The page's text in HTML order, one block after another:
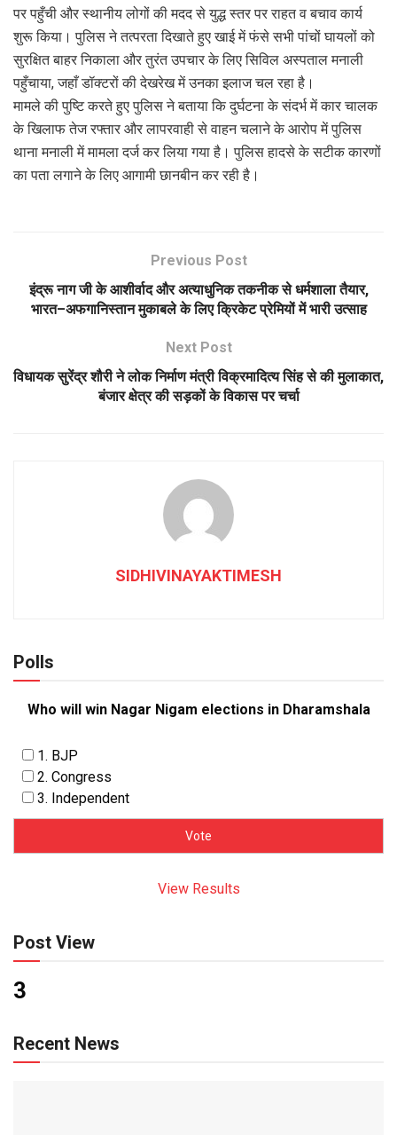
पर पहुँची और स्थानीय लोगों की मदद से युद्ध स्तर पर राहत व बचाव कार्य
शुरू किया। पुलिस ने तत्परता दिखाते हुए खाई में फंसे सभी पांचों घायलों को
सुरक्षित बाहर निकाला और तुरंत उपचार के लिए सिविल अस्पताल मनाली
पहुँचाया, जहाँ डॉक्टरों की देखरेख में उनका इलाज चल रहा है।
मामले की पुष्टि करते हुए पुलिस ने बताया कि दुर्घटना के संदर्भ में कार चालक
के खिलाफ तेज रफ्तार और लापरवाही से वाहन चलाने के आरोप में पुलिस
थाना मनाली में मामला दर्ज कर लिया गया है। पुलिस हादसे के सटीक कारणों
का पता लगाने के लिए आगामी छानबीन कर रही है।
Previous Post
इंद्रू नाग जी के आशीर्वाद और अत्याधुनिक तकनीक से धर्मशाला तैयार,
भारत–अफगानिस्तान मुकाबले के लिए क्रिकेट प्रेमियों में भारी उत्साह
Next Post
विधायक सुरेंद्र शौरी ने लोक निर्माण मंत्री विक्रमादित्य सिंह से की मुलाकात,
बंजार क्षेत्र की सड़कों के विकास पर चर्चा
SIDHIVINAYAKTIMESH
Polls
Who will win Nagar Nigam elections in Dharamshala
1. BJP
2. Congress
3. Independent
View Results
Post View
3
Recent News